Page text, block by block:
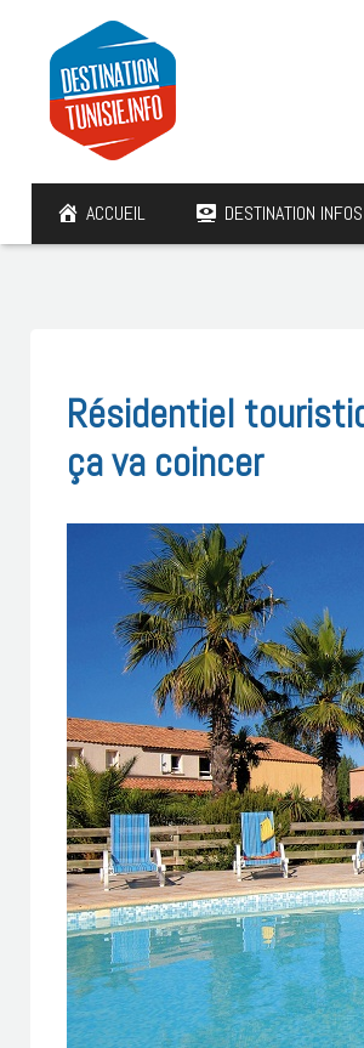
ACCUEIL DESTINATION INFOS
Résidentiel
ça va coincer